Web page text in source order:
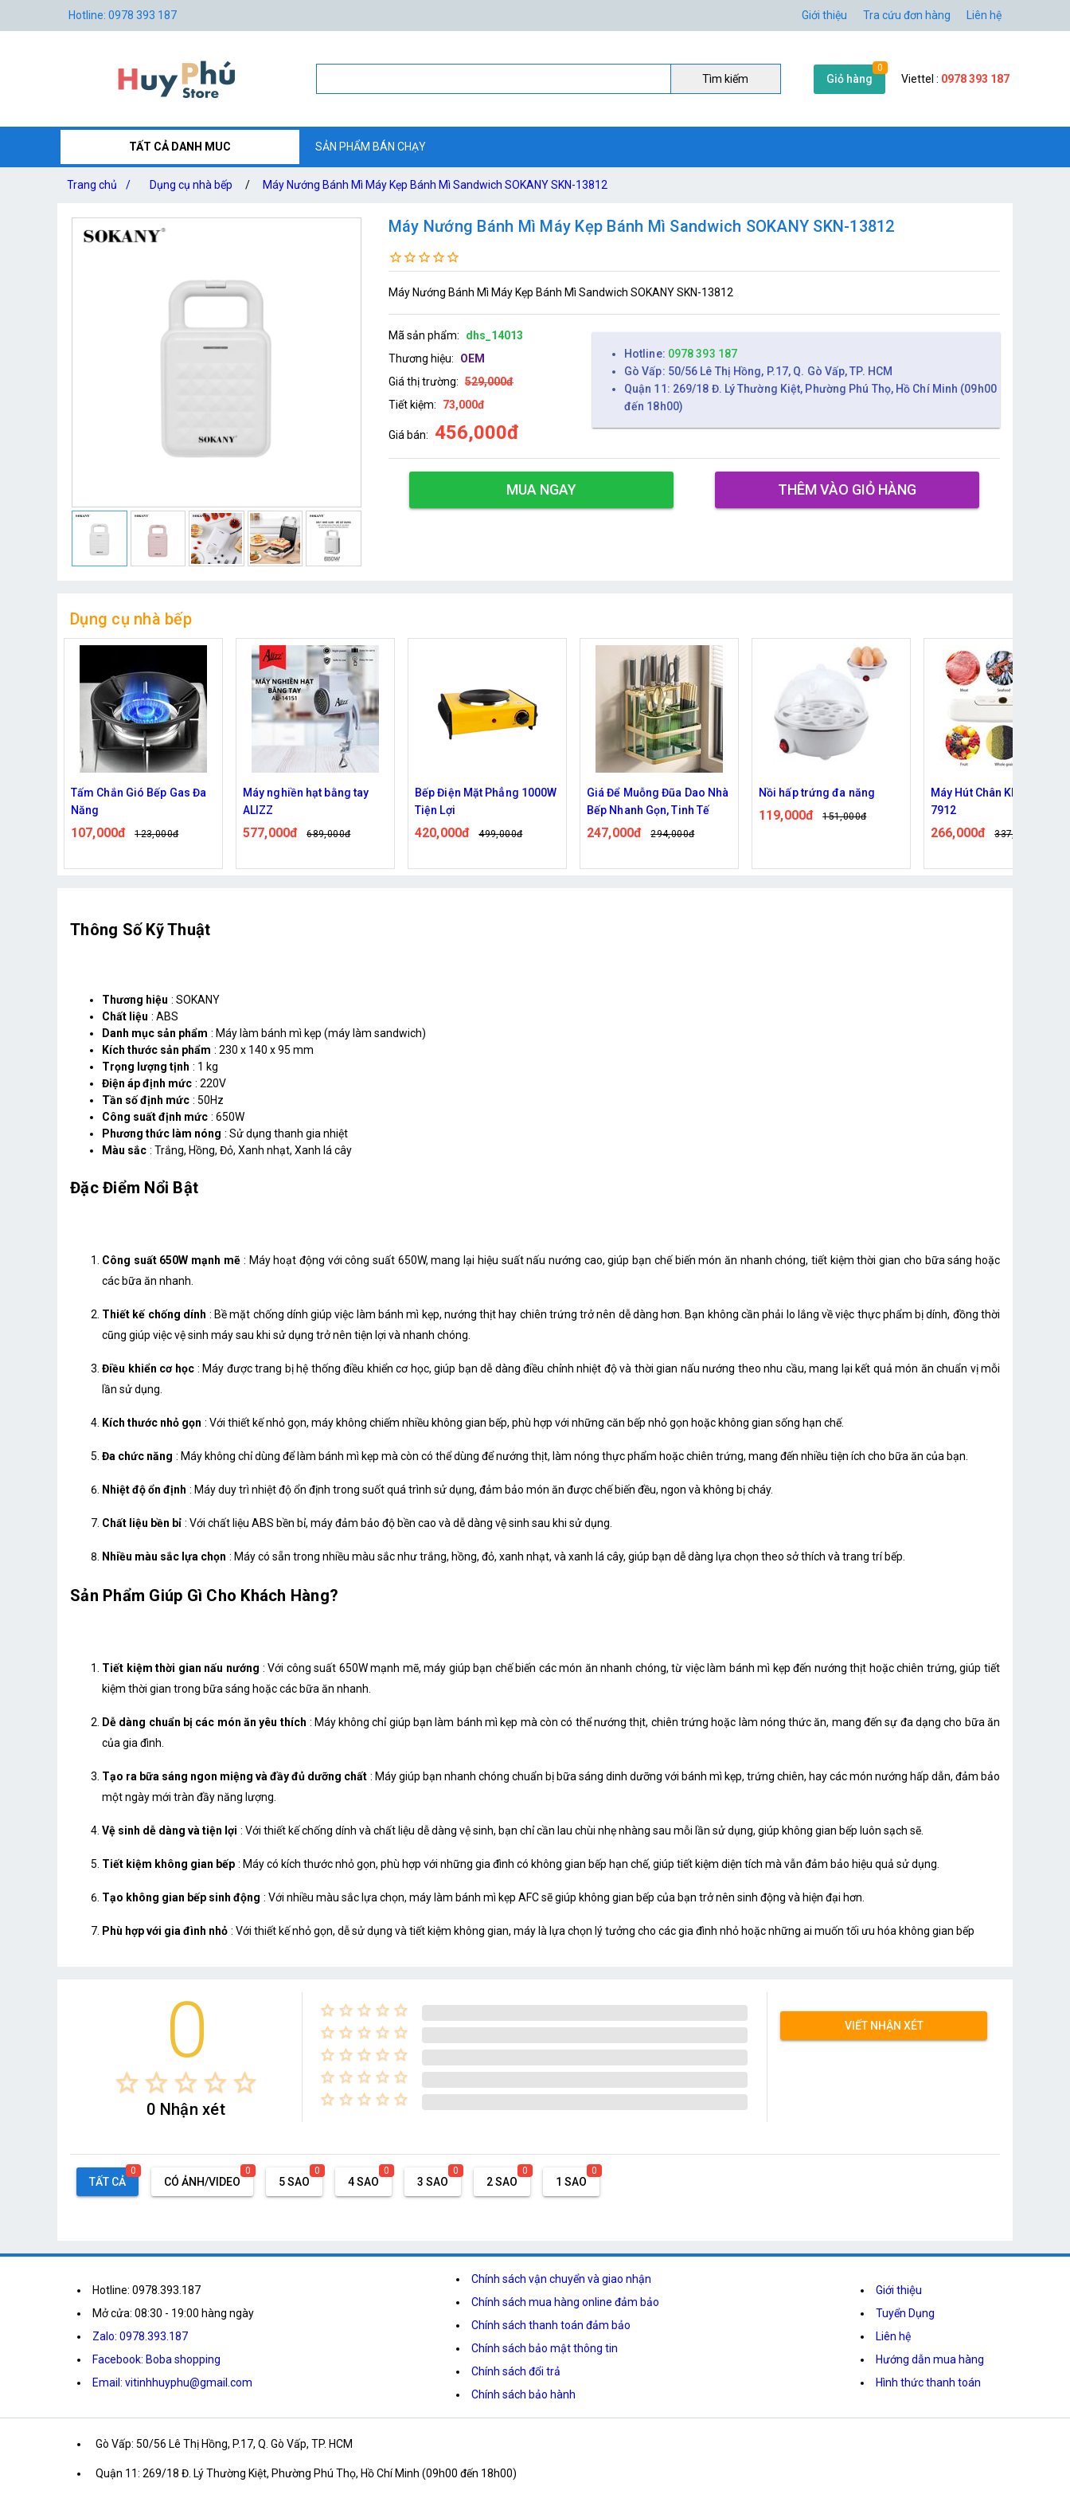
Hotline: 0978 393 187 Giới thiệu Tra cứu đơn hàng Liên hệ
Tìm kiếm Giỏ hàng
0
Viettel : 0978 393 187
TẤT CẢ DANH MUC SẢN PHẨM BÁN CHẠY
Trang chủ / Dụng cụ nhà bếp / Máy Nướng Bánh Mì Máy Kẹp Bánh Mì Sandwich SOKANY SKN-13812
Máy Nướng Bánh Mì Máy Kẹp Bánh Mì Sandwich SOKANY SKN-13812
Máy Nướng Bánh Mì Máy Kẹp Bánh Mì Sandwich SOKANY SKN-13812
Mã sản phẩm:
dhs_14013
Thương hiệu:
OEM
Giá thị trường: 529,000đ
Tiết kiệm:
73,000đ
Giá bán: 456,000đ
Hotline: 0978 393 187
Gò Vấp: 50/56 Lê Thị Hồng, P.17, Q. Gò Vấp, TP. HCM
Quận 11: 269/18 Đ. Lý Thường Kiệt, Phường Phú Thọ, Hồ Chí Minh (09h00
đến 18h00)
MUA NGAY THÊM VÀO GIỎ HÀNG
Dụng cụ nhà bếp
Chắn Gió Bếp Gas Đa
123,000đ
Máy nghiền hạt bằng tay
577,000đ 689,000đ
Bếp Điện Mặt Phẳng 1000W
420,000đ 499,000đ
Giá Để Muỗng Đũa Dao Nhà
Bếp Nhanh Gọn, Tinh Tế
247,000đ 294,000đ
Nồi hấp trứng đa năng
119,000đ 151,000đ
Máy Hút Chân Không FK-
7912
337,000đ
Thông Số Kỹ Thuật
Thương hiệu : SOKANY
Chất liệu : ABS
Danh mục sản phẩm : Máy làm bánh mì kẹp (máy làm sandwich)
Kích thước sản phẩm : 230 x 140 x 95 mm
Trọng lượng tịnh : 1 kg
Điện áp định mức : 220V
Tần số định mức : 50Hz
Công suất định mức : 650W
Phương thức làm nóng : Sử dụng thanh gia nhiệt
Màu sắc : Trắng, Hồng, Đỏ, Xanh nhạt, Xanh lá cây
Đặc Điểm Nổi Bật
Công suất 650W mạnh mẽ : Máy hoạt động với công suất 650W, mang lại hiệu suất nấu nướng cao, giúp bạn chế biến món ăn nhanh chóng, tiết kiệm thời gian cho bữa sáng hoặc
các bữa ăn nhanh.
Thiết kế chống dính : Bề mặt chống dính giúp việc làm bánh mì kẹp, nướng thịt hay chiên trứng trở nên dễ dàng hơn. Bạn không cần phải lo lắng về việc thực phẩm bị dính, đồng thời
cũng giúp việc vệ sinh máy sau khi sử dụng trở nên tiện lợi và nhanh chóng.
Điều khiển cơ học : Máy được trang bị hệ thống điều khiển cơ học, giúp bạn dễ dàng điều chỉnh nhiệt độ và thời gian nấu nướng theo nhu cầu, mang lại kết quả món ăn chuẩn vị mỗi
lần sử dụng.
Kích thước nhỏ gọn : Với thiết kế nhỏ gọn, máy không chiếm nhiều không gian bếp, phù hợp với những căn bếp nhỏ gọn hoặc không gian sống hạn chế.
Đa chức năng : Máy không chỉ dùng để làm bánh mì kẹp mà còn có thể dùng để nướng thịt, làm nóng thực phẩm hoặc chiên trứng, mang đến nhiều tiện ích cho bữa ăn của bạn.
Nhiệt độ ổn định : Máy duy trì nhiệt độ ổn định trong suốt quá trình sử dụng, đảm bảo món ăn được chế biến đều, ngon và không bị cháy.
Chất liệu bền bỉ : Với chất liệu ABS bền bỉ, máy đảm bảo độ bền cao và dễ dàng vệ sinh sau khi sử dụng.
Nhiều màu sắc lựa chọn : Máy có sẵn trong nhiều màu sắc như trắng, hồng, đỏ, xanh nhạt, và xanh lá cây, giúp bạn dễ dàng lựa chọn theo sở thích và trang trí bếp.
Sản Phẩm Giúp Gì Cho Khách Hàng?
Tiết kiệm thời gian nấu nướng : Với công suất 650W mạnh mẽ, máy giúp bạn chế biến các món ăn nhanh chóng, từ việc làm bánh mì kẹp đến nướng thịt hoặc chiên trứng, giúp tiết
kiệm thời gian trong bữa sáng hoặc các bữa ăn nhanh.
Dễ dàng chuẩn bị các món ăn yêu thích : Máy không chỉ giúp bạn làm bánh mì kẹp mà còn có thể nướng thịt, chiên trứng hoặc làm nóng thức ăn, mang đến sự đa dạng cho bữa ăn
của gia đình.
Tạo ra bữa sáng ngon miệng và đầy đủ dưỡng chất : Máy giúp bạn nhanh chóng chuẩn bị bữa sáng dinh dưỡng với bánh mì kẹp, trứng chiên, hay các món nướng hấp dẫn, đảm bảo
một ngày mới tràn đầy năng lượng.
Vệ sinh dễ dàng và tiện lợi : Với thiết kế chống dính và chất liệu dễ dàng vệ sinh, bạn chỉ cần lau chùi nhẹ nhàng sau mỗi lần sử dụng, giúp không gian bếp luôn sạch sẽ.
Tiết kiệm không gian bếp : Máy có kích thước nhỏ gọn, phù hợp với những gia đình có không gian bếp hạn chế, giúp tiết kiệm diện tích mà vẫn đảm bảo hiệu quả sử dụng.
Tạo không gian bếp sinh động : Với nhiều màu sắc lựa chọn, máy làm bánh mì kẹp AFC sẽ giúp không gian bếp của bạn trở nên sinh động và hiện đại hơn.
Phù hợp với gia đình nhỏ : Với thiết kế nhỏ gọn, dễ sử dụng và tiết kiệm không gian, máy là lựa chọn lý tưởng cho các gia đình nhỏ hoặc những ai muốn tối ưu hóa không gian bếp
0
star_border star_border star_border star_border star_border
0 Nhận xét
star_border star_border star_border star_border star_border
star_border star_border star_border star_border star_border
star_border star_border star_border star_border star_border
star_border star_border star_border star_border star_border
star_border star_border star_border star_border star_border
VIẾT NHẬN XÉT
TẤT CẢ
0
CÓ ẢNH/VIDEO
0
5 SAO
0
4 SAO
0
3 SAO
0
2 SAO
0
1 SAO
0
Hotline: 0978.393.187
Mở cửa: 08:30 - 19:00 hàng ngày
Zalo: 0978.393.187
Facebook: Boba shopping
Email: vitinhhuyphu@gmail.com
Chính sách vận chuyển và giao nhận
Chính sách mua hàng online đảm bảo
Chính sách thanh toán đảm bảo
Chính sách bảo mật thông tin
Chính sách đổi trả
Chính sách bảo hành
Giới thiệu
Tuyển Dụng
Liên hệ
Hướng dẫn mua hàng
Hình thức thanh toán
Gò Vấp: 50/56 Lê Thị Hồng, P.17, Q. Gò Vấp, TP. HCM
Quận 11: 269/18 Đ. Lý Thường Kiệt, Phường Phú Thọ, Hồ Chí Minh (09h00 đến 18h00)